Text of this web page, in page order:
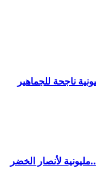
ناجحة للجماهير
لأنصار الخضر